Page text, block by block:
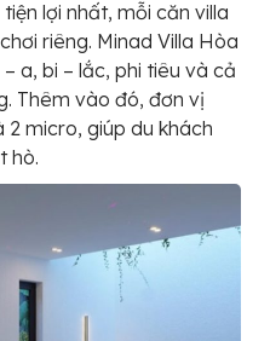
lợi nhất, mỗi căn villa
riêng. Minad Villa Hòa
a, bi – lắc, phi tiêu và cả
Thêm vào đó, đơn vị
micro, giúp du khách
hò.